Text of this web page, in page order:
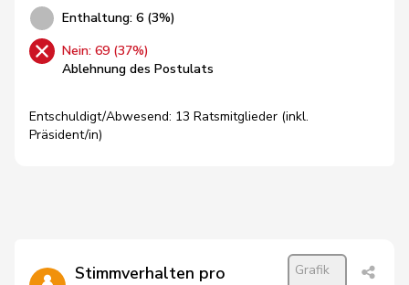
Enthaltung: 6 (3%)
Nein: 69 (37%)
Ablehnung des Postulats
Entschuldigt/Abwesend: 13 Ratsmitglieder (inkl.
Präsident/in)
Stimmverhalten pro
Grafik